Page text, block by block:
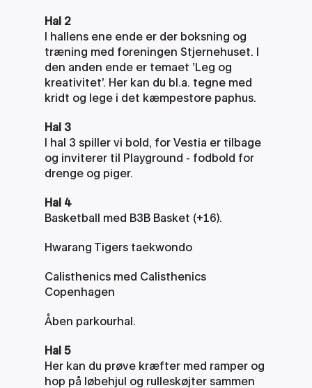
Hal 2
I hallens ene ende er der boksning og
træning med foreningen Stjernehuset. I
den anden ende er temaet ’Leg og
kreativitet’. Her kan du bl.a. tegne med
kridt og lege i det kæmpestore paphus.
Hal 3
I hal 3 spiller vi bold, for Vestia er tilbage
og inviterer til Playground - fodbold for
drenge og piger.
Hal 4
Basketball med B3B Basket (+16).
Hwarang Tigers taekwondo
Calisthenics med Calisthenics
Copenhagen
Åben parkourhal.
Hal 5
Her kan du prøve kræfter med ramper og
hop på løbehjul og rulleskøjter sammen